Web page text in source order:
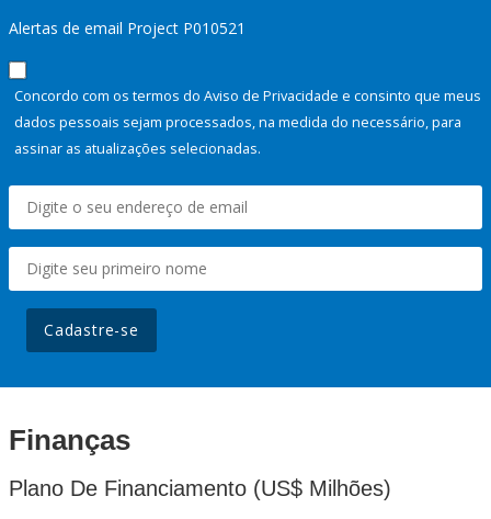
Alertas de email Project P010521
Concordo com os termos do Aviso de Privacidade e consinto que meus
dados pessoais sejam processados, na medida do necessário, para
assinar as atualizações selecionadas.
Cadastre-se
Finanças
Plano De Financiamento (US$ Milhões)